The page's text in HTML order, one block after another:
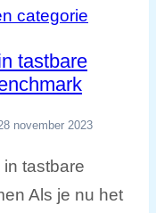
categorie
tastbare
november 2023
tastbare
Als je nu het